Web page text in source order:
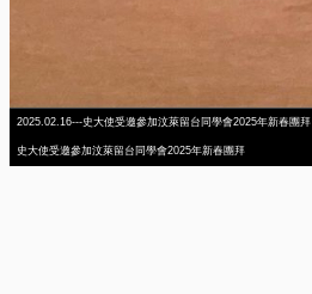
2025.02.16---史大使受邀參加汶萊留台同學會2025年新春團拜
史大使受邀參加汶萊留台同學會2025年新春團拜